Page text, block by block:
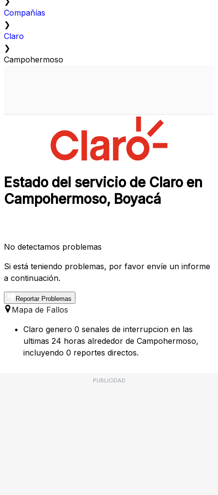
Compañías
❯
Claro
❯
Campohermoso
Estado del servicio de Claro en
Campohermoso, Boyacá
No detectamos problemas
Si está teniendo problemas, por favor envíe un informe
a continuación.
Reportar Problemas
Mapa de Fallos
Claro genero 0 senales de interrupcion en las
ultimas 24 horas alrededor de Campohermoso,
incluyendo 0 reportes directos.
PUBLICIDAD